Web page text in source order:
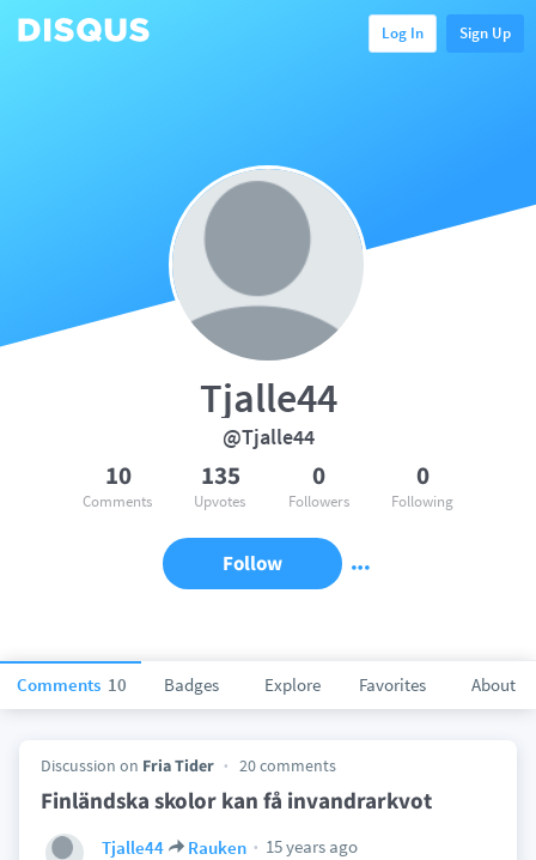
Log In Sign Up
Comments 10 Badges Explore Favorites About
Tjalle44
@Tjalle44
10
Comments
135
Upvotes
0
Followers
0
Following
Follow
Discussion on Fria Tider 20 comments
Finländska skolor kan få invandrarkvot
Tjalle44 Rauken
15 years ago